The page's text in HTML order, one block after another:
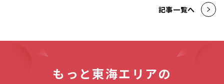
記事一覧へ
もっと東海エリアの